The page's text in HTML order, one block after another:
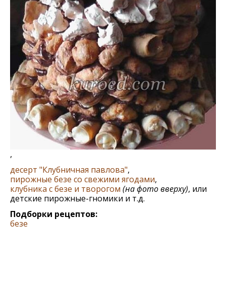
,
дeсeрт "Клубничная павлова",
пирожные безе со свежими ягодами,
клубника с безе и творогом (на фото вверху), или
дeтскиe пирожныe-гномики и т.д.
Подборки рецептов:
безе